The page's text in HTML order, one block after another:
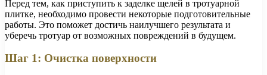
Перед тем, как приступить к заделке щелей в тротуарной
плитке, необходимо провести некоторые подготовительные
работы. Это поможет достичь наилучшего результата и
уберечь тротуар от возможных повреждений в будущем.
Шаг 1: Очистка поверхности